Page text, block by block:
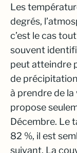
Les
degrés,
c’est le cas
souvent
peut atteindre
de
à prendre de
propose
Décembre. Le
82 %, il est
suivant. La